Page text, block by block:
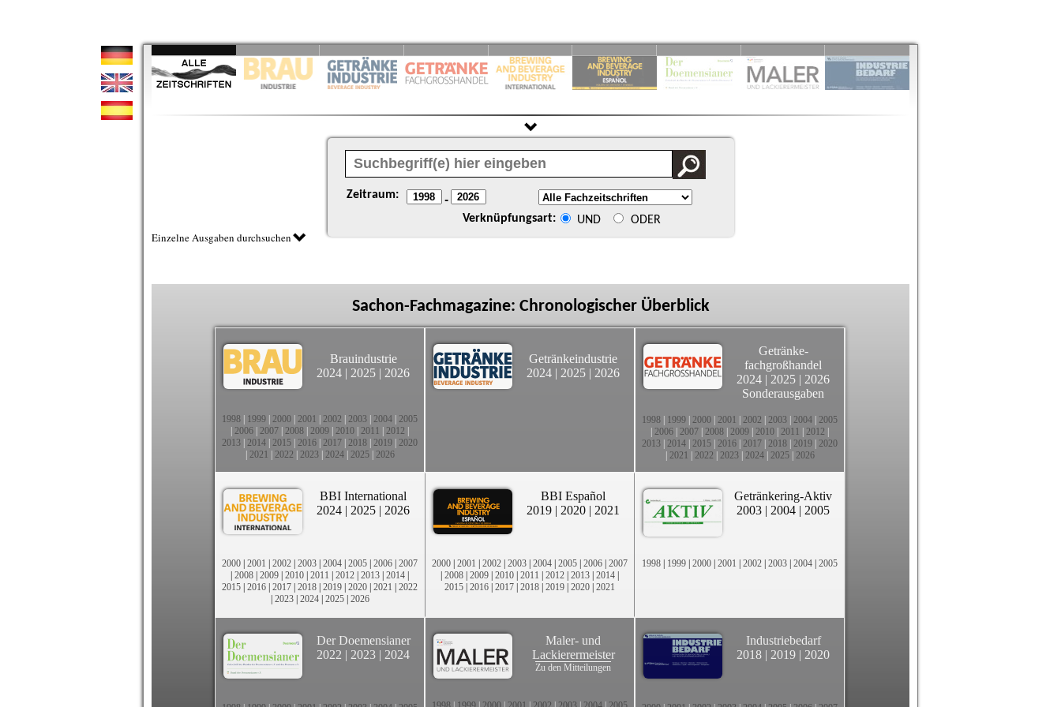
Zeitraum: -
Verknüpfungsart: UND ODER
Einzelne Ausgaben durchsuchen
Sachon-Fachmagazine: Chronologischer Überblick
Brauindustrie
2024 | 2025 | 2026
1998 1999 2000 2001 2002 2003 2004 2005
2006 2007 2008 2009 2010 2011 2012
2013 2014 2015 2016 2017 2018 2019 2020
2021 2022 2023| 2024| 2025| 2026
Getränkeindustrie
2024 | 2025 | 2026
Getränke-
fachgroßhandel
2024 | 2025 | 2026
Sonderausgaben
1998 1999 2000 2001 2002 2003 2004 2005
2006 2007 2008 2009 2010 2011 2012
2013 2014 2015 2016 2017 2018 2019 2020
2021 2022 2023| 2024| 2025| 2026
BBI International
2024 | 2025 | 2026
2000 | 2001 | 2002 | 2003 | 2004 | 2005 | 2006 | 2007
| 2008 | 2009 | 2010 | 2011 | 2012 | 2013 | 2014 |
2015 | 2016 | 2017 | 2018 | 2019 | 2020 | 2021 | 2022
| 2023| 2024| 2025| 2026
BBI Español
2019 | 2020 | 2021
2000 | 2001 | 2002 | 2003 | 2004 | 2005 | 2006 | 2007
| 2008 | 2009 | 2010 | 2011 | 2012 | 2013 | 2014 |
2015 | 2016 | 2017 | 2018 | 2019 | 2020 | 2021
Getränkering-Aktiv
2003 | 2004 | 2005
1998 | 1999 | 2000 | 2001 | 2002 | 2003 | 2004 | 2005
Der Doemensianer
2022 | 2023 | 2024
Maler- und
Lackierermeister
Zu den Mitteilungen
Industriebedarf
2018 | 2019 | 2020